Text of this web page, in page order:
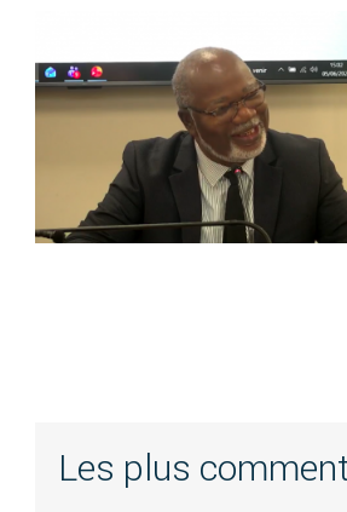
Les plus